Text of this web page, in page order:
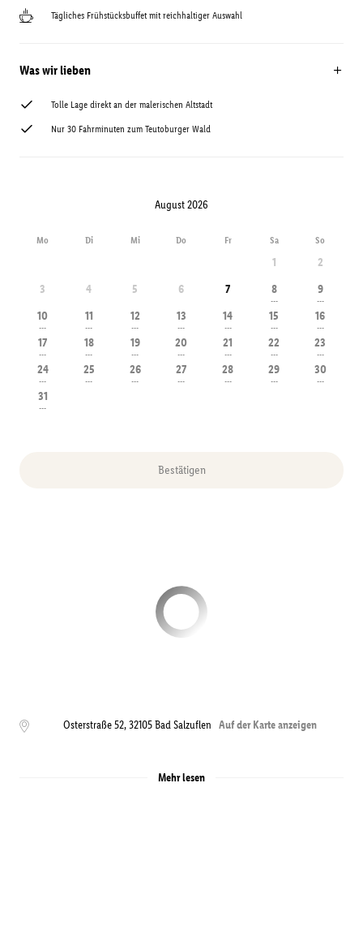
Tägliches Frühstücksbuffet mit reichhaltiger Auswahl
Was wir lieben
Tolle Lage direkt an der malerischen Altstadt
Nur 30 Fahrminuten zum Teutoburger Wald
August 2026
Mo Di Mi Do Fr Sa So
1
2
3
4 5 6 7 8
---
9
---
10
---
11
---
12
---
13
---
14
---
15
---
16
---
17
---
18
---
19
---
20
---
21
---
22
---
23
---
24
---
25
---
26
---
27
---
28
---
29
---
30
---
31
---
Bestätigen
Osterstraße 52,32105Bad Salzuflen Auf der Karte anzeigen
Mehr lesen